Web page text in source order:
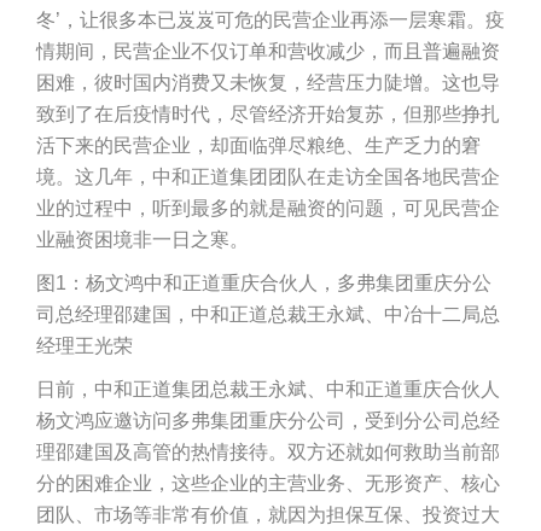
冬’，让很多本已岌岌可危的民营企业再添一层寒霜。疫
情期间，民营企业不仅订单和营收减少，而且普遍融资
困难，彼时国内消费又未恢复，经营压力陡增。这也导
致到了在后疫情时代，尽管经济开始复苏，但那些挣扎
活下来的民营企业，却面临弹尽粮绝、生产乏力的窘
境。这几年，中和正道集团团队在走访全国各地民营企
业的过程中，听到最多的就是融资的问题，可见民营企
业融资困境非一日之寒。
图1：杨文鸿中和正道重庆合伙人，多弗集团重庆分公
司总经理邵建国，中和正道总裁王永斌、中冶十二局总
经理王光荣
日前，中和正道集团总裁王永斌、中和正道重庆合伙人
杨文鸿应邀访问多弗集团重庆分公司，受到分公司总经
理邵建国及高管的热情接待。双方还就如何救助当前部
分的困难企业，这些企业的主营业务、无形资产、核心
团队、市场等非常有价值，就因为担保互保、投资过大